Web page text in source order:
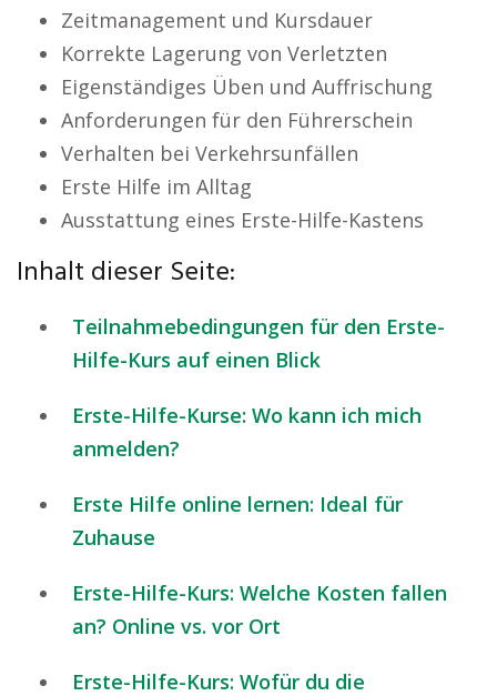
Zeitmanagement und Kursdauer
Korrekte Lagerung von Verletzten
Eigenständiges Üben und Auffrischung
Anforderungen für den Führerschein
Verhalten bei Verkehrsunfällen
Erste Hilfe im Alltag
Ausstattung eines Erste-Hilfe-Kastens
Inhalt dieser Seite:
Teilnahmebedingungen für den Erste-
Hilfe-Kurs auf einen Blick
Erste-Hilfe-Kurse: Wo kann ich mich
anmelden?
Erste Hilfe online lernen: Ideal für
Zuhause
Erste-Hilfe-Kurs: Welche Kosten fallen
an? Online vs. vor Ort
Erste-Hilfe-Kurs: Wofür du die